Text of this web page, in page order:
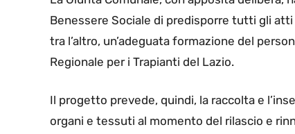
Benessere Sociale di predisporre tutti gli
tra l’altro, un’adeguata formazione del
Regionale per i Trapianti del Lazio.
Il progetto prevede, quindi, la raccolta e
organi e tessuti al momento del rilascio e